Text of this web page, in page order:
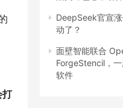
打
DeepSeek官宣
动了？
面壁智能联合
ForgeStencil，
软件